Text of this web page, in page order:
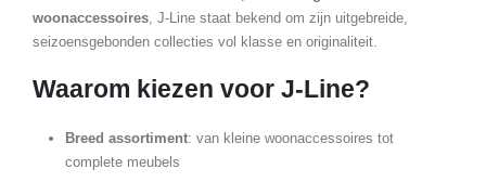
woonaccessoires , J-Line staat bekend om zijn uitgebreide,
seizoensgebonden collecties vol klasse en originaliteit.
Waarom kiezen voor J-Line?
Breed assortiment: van kleine woonaccessoires tot
complete meubels